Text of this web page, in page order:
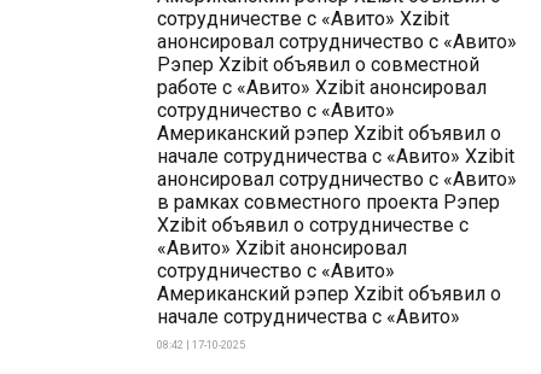
сотрудничестве с «Авито» Xzibit
анонсировал сотрудничество с «Авито»
Рэпер Xzibit объявил о совместной
работе с «Авито» Xzibit анонсировал
сотрудничество с «Авито»
Американский рэпер Xzibit объявил о
начале сотрудничества с «Авито» Xzibit
анонсировал сотрудничество с «Авито»
в рамках совместного проекта Рэпер
Xzibit объявил о сотрудничестве с
«Авито» Xzibit анонсировал
сотрудничество с «Авито»
Американский рэпер Xzibit объявил о
начале сотрудничества с «Авито»
08:42 | 17-10-2025